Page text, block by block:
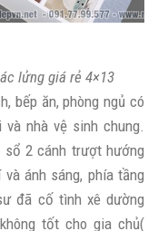
lửng giá rẻ 4×13
bếp ăn, phòng ngủ có
nhà vệ sinh chung.
sổ 2 cánh trượt hướng
ánh sáng, phía tầng
đã cố tình xê dường
tốt cho gia chủ(